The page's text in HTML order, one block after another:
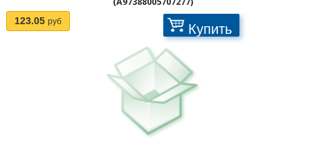
123.05 руб Купить